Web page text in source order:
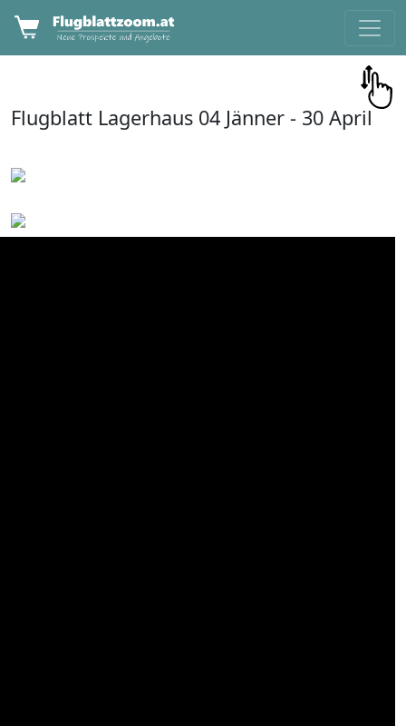
Flugblatt Lagerhaus 04 Jänner - 30 April